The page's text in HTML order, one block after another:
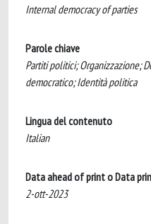
Internal democracy of parties
Parole chiave
Partiti politici; Organizzazione;
democratico; Identità politica
Lingua del contenuto
Italian
Data ahead of print o Data
2-ott-2023